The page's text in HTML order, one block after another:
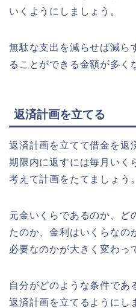
いくようにしましょう。
無駄な支出を減らせば減ら
ることができる金額が多く
返済計画を立てる
返済計画を立てて借金を返
期限内に返すには毎月いく
考えて計画をたてましょう。
元金いくらであるのか、ど
たのか、金利はいくらなの
必要なのかが大きく変わっ
自分がどのような条件であ
返済計画を立てるようにし